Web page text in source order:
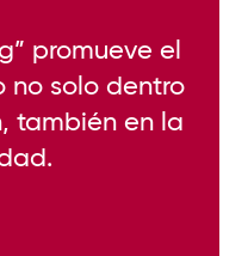
promueve el
no solo dentro
también en la